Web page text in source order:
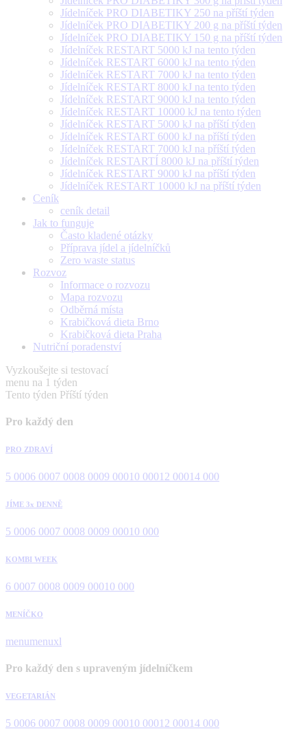
Jídelníček PRO DIABETIKY 250 na příští týden
Jídelníček PRO DIABETIKY 200 g na příští týden
Jídelníček PRO DIABETIKY 150 g na příští týden
Jídelníček RESTART 5000 kJ na tento týden
Jídelníček RESTART 6000 kJ na tento týden
Jídelníček RESTART 7000 kJ na tento týden
Jídelníček RESTART 8000 kJ na tento týden
Jídelníček RESTART 9000 kJ na tento týden
Jídelníček RESTART 10000 kJ na tento týden
Jídelníček RESTART 5000 kJ na příští týden
Jídelníček RESTART 6000 kJ na příští týden
Jídelníček RESTART 7000 kJ na příští týden
Jídelníček RESTARTÍ 8000 kJ na příští týden
Jídelníček RESTART 9000 kJ na příští týden
Jídelníček RESTART 10000 kJ na příští týden
Ceník
ceník detail
Jak to funguje
Často kladené otázky
Příprava jídel a jídelníčků
Zero waste status
Rozvoz
Informace o rozvozu
Mapa rozvozu
Odběrná místa
Krabičková dieta Brno
Krabičková dieta Praha
Nutriční poradenství
Vyzkoušejte si testovací
menu na 1 týden
Tento týden Příští týden
Pro každý den
PRO ZDRAVÍ
5 0006 0007 0008 0009 00010 00012 00014 000
JÍME 3x DENNĚ
5 0006 0007 0008 0009 00010 000
KOMBI WEEK
6 0007 0008 0009 00010 000
MENÍČKO
menumenuxl
Pro každý den s upraveným jídelníčkem
VEGETARIÁN
5 0006 0007 0008 0009 00010 00012 00014 000